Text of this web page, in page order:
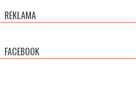
REKLAMA
FACEBOOK